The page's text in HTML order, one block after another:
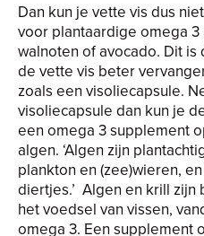
Dan kun je vette vis dus
voor plantaardige omega
walnoten of avocado. Dit is
de vette vis beter
zoals een visoliecapsule.
visoliecapsule dan kun je
een omega 3 supplement
algen. ‘Algen zijn
plankton en (zee)wieren,
diertjes.’ Algen en krill zijn
het voedsel van vissen,
omega 3. Een supplement